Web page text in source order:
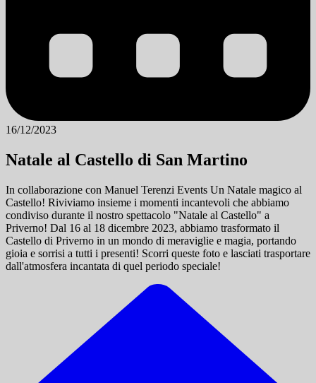
16/12/2023
Natale al Castello di San Martino
In collaborazione con Manuel Terenzi Events Un Natale magico al
Castello! Riviviamo insieme i momenti incantevoli che abbiamo
condiviso durante il nostro spettacolo "Natale al Castello" a
Priverno! Dal 16 al 18 dicembre 2023, abbiamo trasformato il
Castello di Priverno in un mondo di meraviglie e magia, portando
gioia e sorrisi a tutti i presenti! Scorri queste foto e lasciati trasportare
dall'atmosfera incantata di quel periodo speciale!